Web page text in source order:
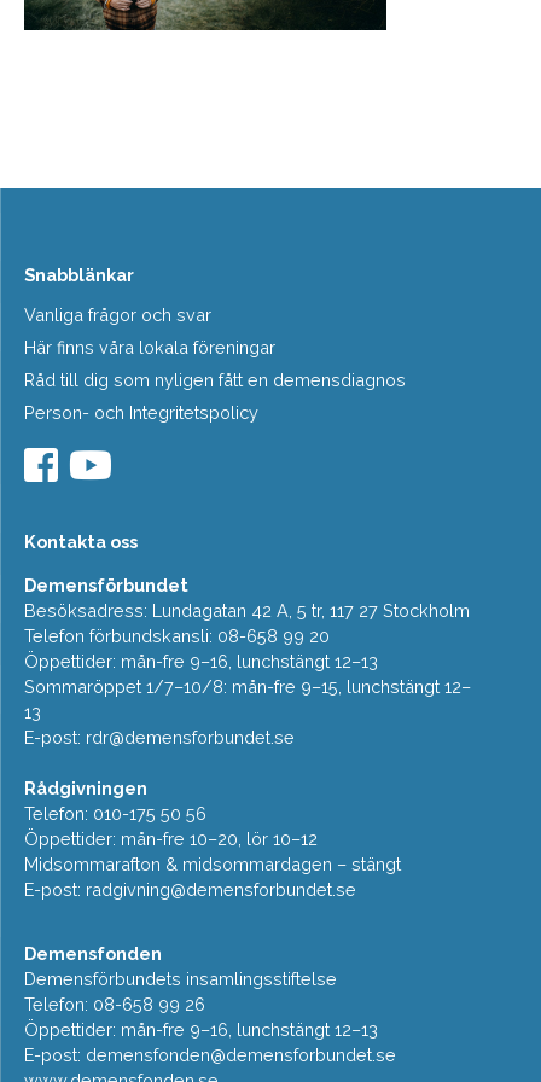
Snabblänkar
Vanliga frågor och svar
Här finns våra lokala föreningar
Råd till dig som nyligen fått en demensdiagnos
Person- och Integritetspolicy
Kontakta oss
Demensförbundet
Besöksadress: Lundagatan 42 A, 5 tr, 117 27 Stockholm
Telefon förbundskansli: 08-658 99 20
Öppettider: mån-fre 9–16, lunchstängt 12–13
Sommaröppet 1/7–10/8: mån-fre 9–15, lunchstängt 12–
13
E-post: rdr@demensforbundet.se
Rådgivningen
Telefon: 010-175 50 56
Öppettider: mån-fre 10–20, lör 10–12
Midsommarafton & midsommardagen – stängt
E-post: radgivning@demensforbundet.se
Demensfonden
Demensförbundets insamlingsstiftelse
Telefon: 08-658 99 26
Öppettider: mån-fre 9–16, lunchstängt 12–13
E-post: demensfonden@demensforbundet.se